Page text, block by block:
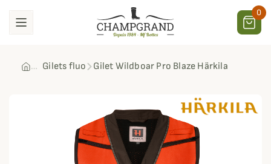
0
Gilets fluo Gilet Wildboar Pro Blaze Härkila